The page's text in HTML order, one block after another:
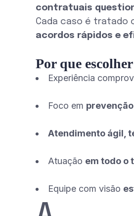
contratuais
Cada caso é tratado
acordos rápidos e
Por que
Experiência
Foco em
Atendimento ágil,
Atuação em todo o
Equipe com visão